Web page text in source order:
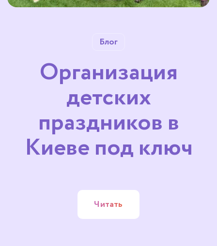
Блог
Организация
детских
праздников в
Киеве под ключ
Читать